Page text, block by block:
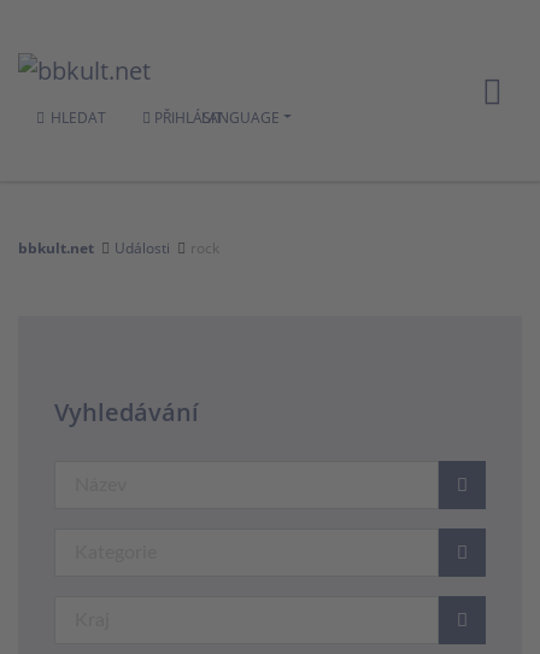
HLEDAT PŘIHLÁSITLANGUAGE
bbkult.net Události rock
Vyhledávání